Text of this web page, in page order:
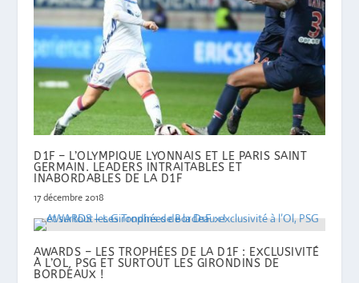
D1F – L’OLYMPIQUE LYONNAIS ET LE PARIS SAINT
GERMAIN. LEADERS INTRAITABLES ET
INABORDABLES DE LA D1F
17 décembre 2018
AWARDS – LES TROPHÉES DE LA D1F : EXCLUSIVITÉ
À L’OL, PSG ET SURTOUT LES GIRONDINS DE
BORDEAUX !